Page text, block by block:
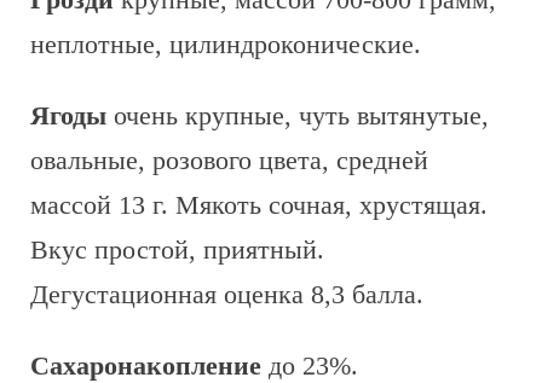
неплотные, цилиндроконические.
Ягоды очень крупные, чуть вытянутые,
овальные, розового цвета, средней
массой 13 г. Мякоть сочная, хрустящая.
Вкус простой, приятный.
Дегустационная оценка 8,3 балла.
Сахаронакопление до 23%.